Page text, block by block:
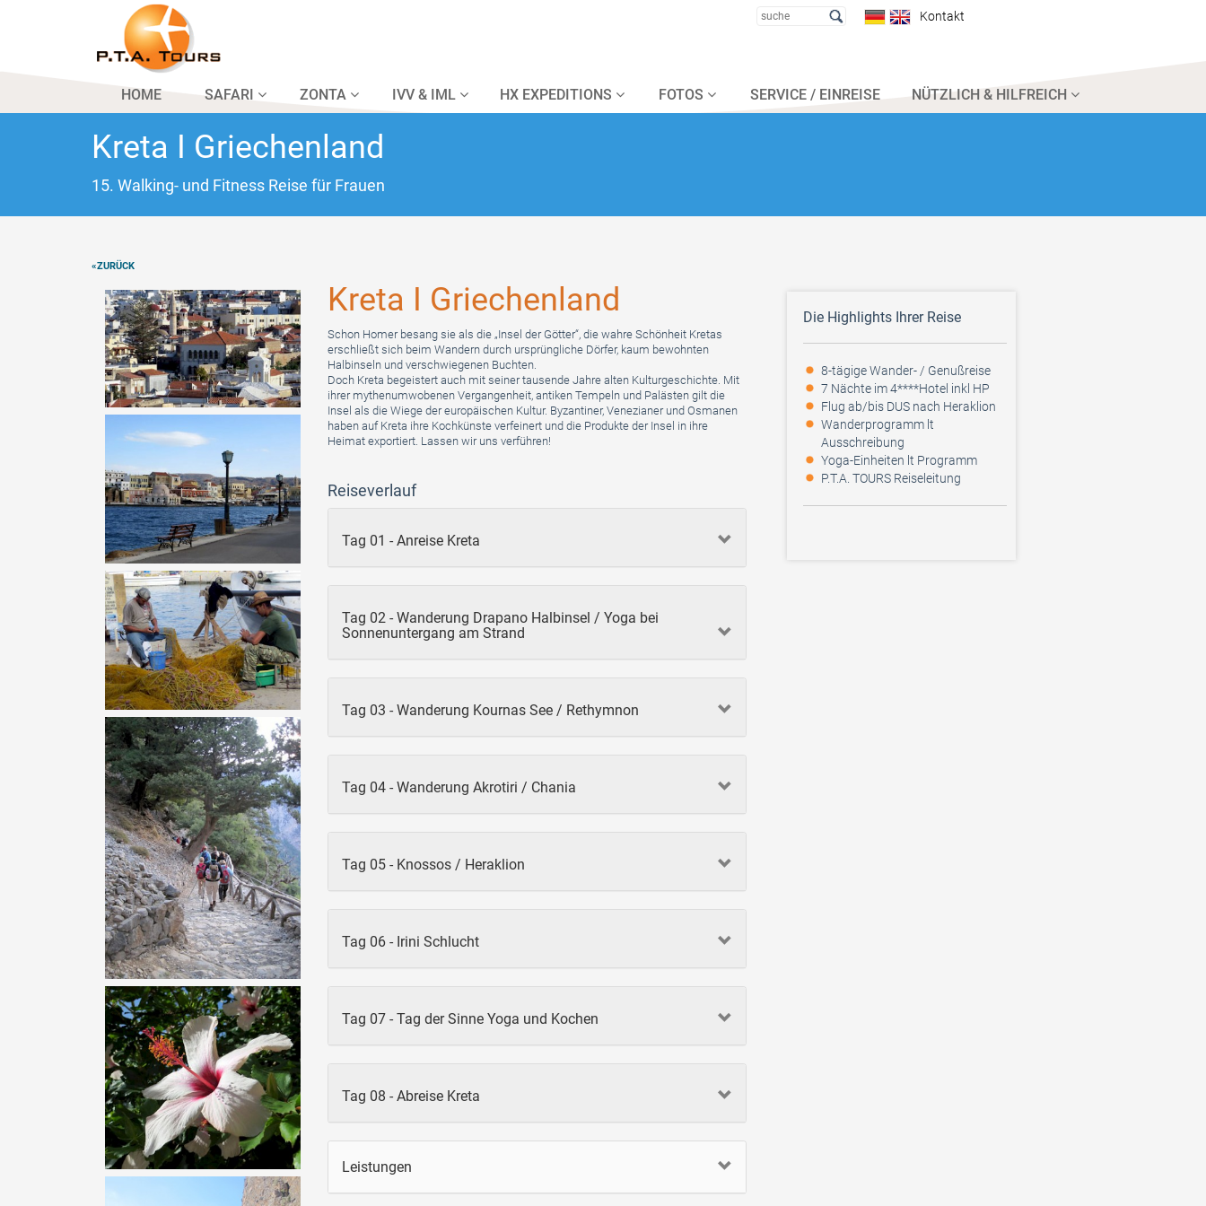
Kontakt
HOME SAFARI ZONTA IVV & IML HX EXPEDITIONS FOTOS SERVICE / EINREISE NÜTZLICH & HILFREICH
Kreta I Griechenland
15. Walking- und Fitness Reise für Frauen
«ZURÜCK
Kreta I Griechenland
Schon Homer besang sie als die „Insel der Götter“, die wahre Schönheit Kretas
erschließt sich beim Wandern durch ursprüngliche Dörfer, kaum bewohnten
Halbinseln und verschwiegenen Buchten.
Doch Kreta begeistert auch mit seiner tausende Jahre alten Kulturgeschichte. Mit
ihrer mythenumwobenen Vergangenheit, antiken Tempeln und Palästen gilt die
Insel als die Wiege der europäischen Kultur. Byzantiner, Venezianer und Osmanen
haben auf Kreta ihre Kochkünste verfeinert und die Produkte der Insel in ihre
Heimat exportiert. Lassen wir uns verführen!
Reiseverlauf
Tag 01 - Anreise Kreta
Tag 02 - Wanderung Drapano Halbinsel / Yoga bei
Sonnenuntergang am Strand
Tag 03 - Wanderung Kournas See / Rethymnon
Tag 04 - Wanderung Akrotiri / Chania
Tag 05 - Knossos / Heraklion
Tag 06 - Irini Schlucht
Tag 07 - Tag der Sinne Yoga und Kochen
Tag 08 - Abreise Kreta
Leistungen
Die Highlights Ihrer Reise
8-tägige Wander- / Genußreise
7 Nächte im 4****Hotel inkl HP
Flug ab/bis DUS nach Heraklion
Wanderprogramm lt
Ausschreibung
Yoga-Einheiten lt Programm
P.T.A. TOURS Reiseleitung